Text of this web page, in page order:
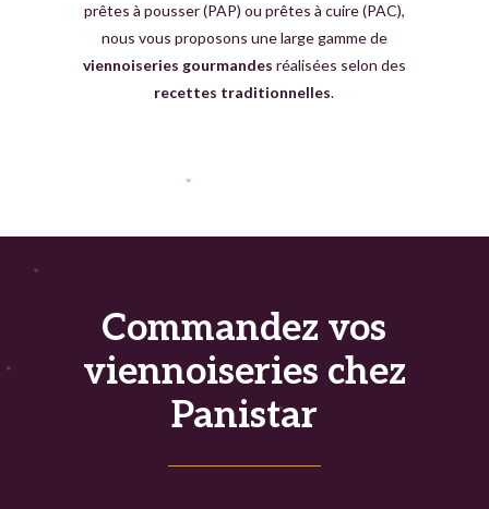
prêtes à pousser (PAP) ou prêtes à cuire (PAC),
nous vous proposons une large gamme de
viennoiseries gourmandes réalisées selon des
recettes traditionnelles.
Commandez vos
viennoiseries chez
Panistar